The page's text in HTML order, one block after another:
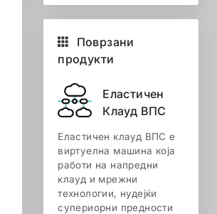
Поврзани
продукти
Еластичен
Клауд ВПС
Еластичен клауд ВПС е
виртуелна машина која
работи на напредни
клауд и мрежни
технологии, нудејќи
супериорни предности